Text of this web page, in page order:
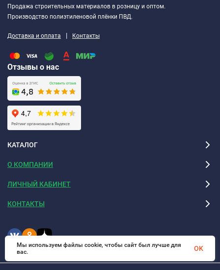
Продажа строительных материалов в розницу и оптом.
Производство полиэтиленовой плёнки ПВД.
Доставка и оплата | Контакты
Отзывы о нас
КАТАЛОГ
О КОМПАНИИ
ЛИЧНЫЙ КАБИНЕТ
КОНТАКТЫ
Мы используем файлы cookie, чтобы сайт был лучше для
вас.
OK